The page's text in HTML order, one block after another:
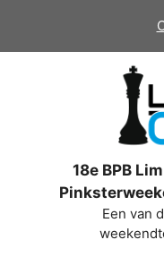
de
18e BPB
Een van